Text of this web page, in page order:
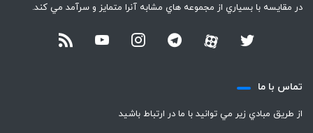
در مقايسه با بسياري از مجموعه هاي مشابه آنرا متمايز و سرآمد مي كند.
تماس با ما
از طريق مبادي زير مي توانيد با ما در ارتباط باشيد